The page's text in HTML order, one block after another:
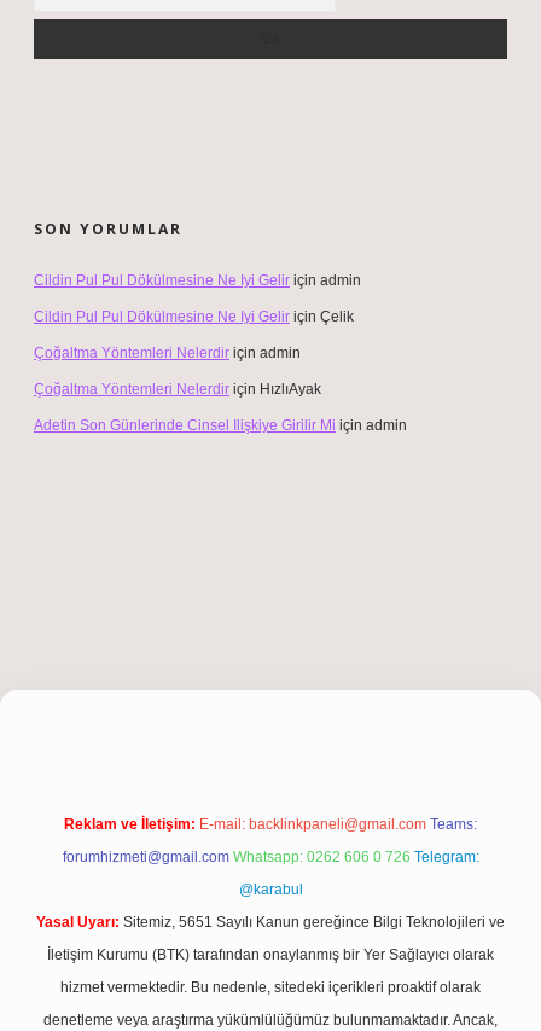
SON YORUMLAR
Cildin Pul Pul Dökülmesine Ne Iyi Gelir için admin
Cildin Pul Pul Dökülmesine Ne Iyi Gelir için Çelik
Çoğaltma Yöntemleri Nelerdir için admin
Çoğaltma Yöntemleri Nelerdir için HızlıAyak
Adetin Son Günlerinde Cinsel Ilişkiye Girilir Mi için admin
Reklam ve İletişim: E-mail: backlinkpaneli@gmail.com Teams:
forumhizmeti@gmail.com Whatsapp: 0262 606 0 726 Telegram:
@karabul
Yasal Uyarı: Sitemiz, 5651 Sayılı Kanun gereğince Bilgi Teknolojileri ve
İletişim Kurumu (BTK) tarafından onaylanmış bir Yer Sağlayıcı olarak
hizmet vermektedir. Bu nedenle, sitedeki içerikleri proaktif olarak
denetleme veya araştırma yükümlülüğümüz bulunmamaktadır. Ancak,